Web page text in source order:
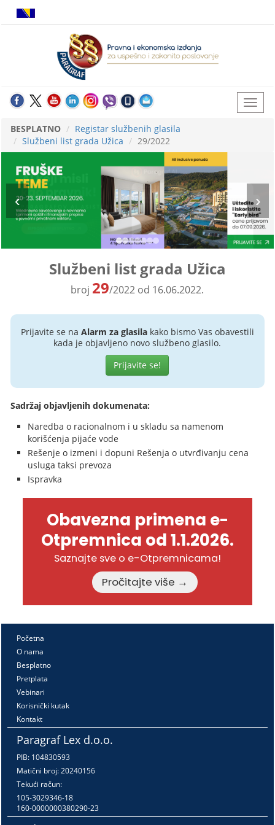
BESPLATNO
Registar službenih glasila
Službeni list grada Užica
29/2022
Službeni list grada Užica
broj 29/2022 od 16.06.2022.
Prijavite se na Alarm za glasilakako bismo Vas obavestili
kada je objavljeno novo službeno glasilo.
Prijavite se!
Sadržaj objavljenih dokumenata:
Naredba o racionalnom i u skladu sa namenom
korišćenja pijaće vode
Rešenje o izmeni i dopuni Rešenja o utvrđivanju cena
usluga taksi prevoza
Ispravka
Obavezna primena e-
Otpremnica od 1.1.2026.
Saznajte sve o e-Otpremnicama!
Pročitajte više →
Početna
O nama
Besplatno
Pretplata
Vebinari
Korisnički kutak
Kontakt
Paragraf Lex d.o.o.
PIB: 104830593
Matični broj: 20240156
Tekući račun:
105-3029346-18
160-0000000380290-23